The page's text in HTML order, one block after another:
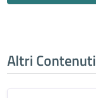
Altri Contenuti